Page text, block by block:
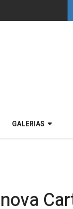
garante
GALERIAS